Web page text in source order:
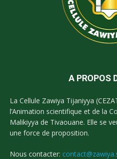
A PROPOS
La Cellule Zawiya Tijaniyya
l’Animation scientifique et de la
Malikiyya de Tivaouane. Elle se
une force de proposition.
Nous contacter: